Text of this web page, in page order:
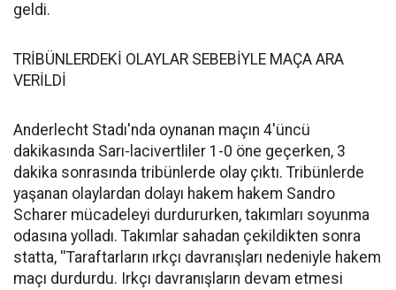
geldi.
TRİBÜNLERDEKİ OLAYLAR SEBEBİYLE MAÇA ARA
VERİLDİ
Anderlecht Stadı'nda oynanan maçın 4'üncü
dakikasında Sarı-lacivertliler 1-0 öne geçerken, 3
dakika sonrasında tribünlerde olay çıktı. Tribünlerde
yaşanan olaylardan dolayı hakem hakem Sandro
Scharer mücadeleyi durdururken, takımları soyunma
odasına yolladı. Takımlar sahadan çekildikten sonra
statta, ''Taraftarların ırkçı davranışları nedeniyle hakem
maçı durdurdu. Irkçı davranışların devam etmesi